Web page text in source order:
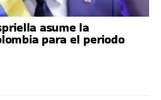
asume la
para el periodo